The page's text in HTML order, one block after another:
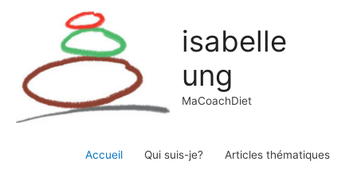
isabelle
ung
MaCoachDiet
Accueil Qui suis-je? Articles thématiques